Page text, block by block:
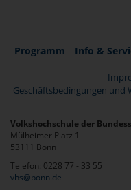
Programm Info &
Geschäftsbedingungen und
Volkshochschule der
Mülheimer Platz 1
53111 Bonn
Telefon: 0228 77 - 33 55
vhs@bonn.de